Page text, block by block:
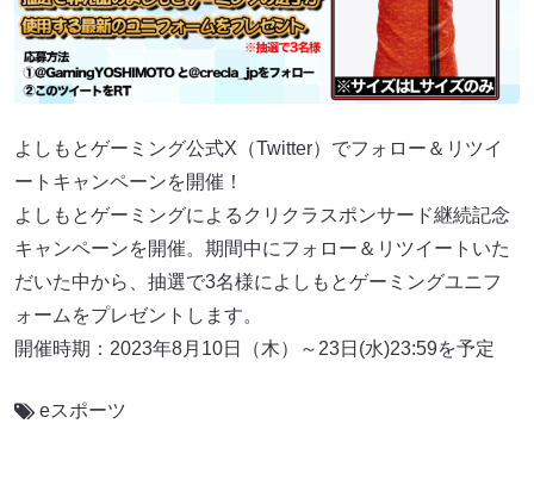
よしもとゲーミング公式X（Twitter）でフォロー＆リツイ
ートキャンペーンを開催！
よしもとゲーミングによるクリクラスポンサード継続記念
キャンペーンを開催。期間中にフォロー＆リツイートいた
だいた中から、抽選で3名様によしもとゲーミングユニフ
ォームをプレゼントします。
開催時期：2023年8月10日（木）～23日(水)23:59を予定
eスポーツ